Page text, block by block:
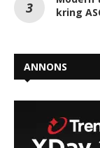
kring
ANNONS